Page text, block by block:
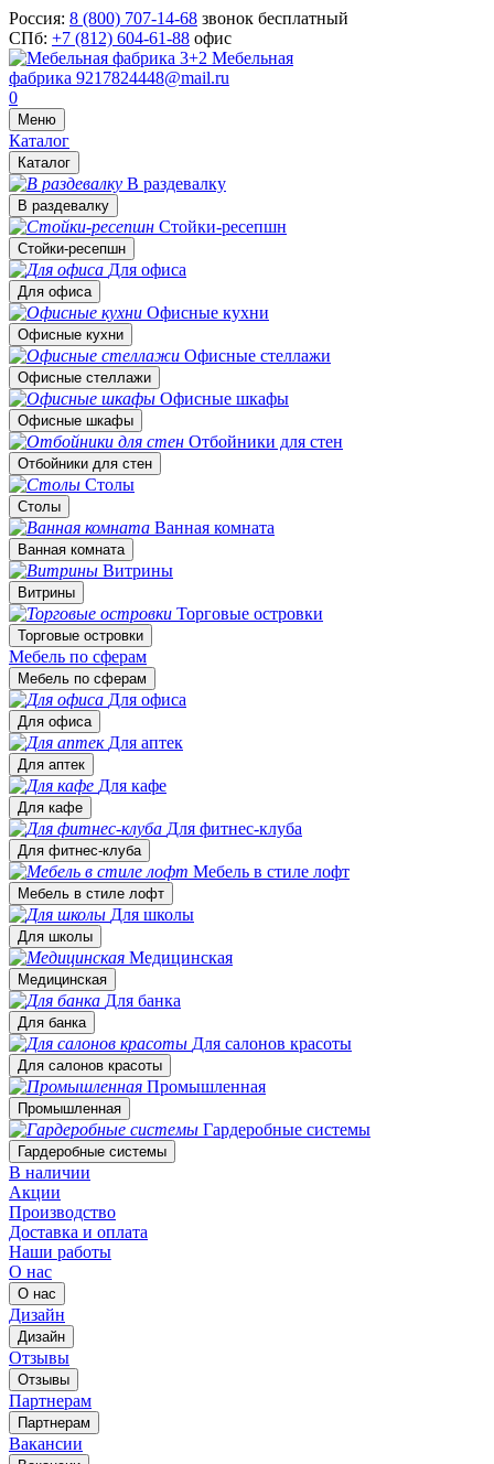
Россия: 8 (800) 707-14-68 звонок бесплатный
СПб: +7 (812) 604-61-88 офис
Мебельная
фабрика 9217824448@mail.ru
0
Меню
Каталог
Каталог
В раздевалку
В раздевалку
Стойки-ресепшн
Стойки-ресепшн
Для офиса
Для офиса
Офисные кухни
Офисные кухни
Офисные стеллажи
Офисные стеллажи
Офисные шкафы
Офисные шкафы
Отбойники для стен
Отбойники для стен
Столы
Столы
Ванная комната
Ванная комната
Витрины
Витрины
Торговые островки
Торговые островки
Мебель по сферам
Мебель по сферам
Для офиса
Для офиса
Для аптек
Для аптек
Для кафе
Для кафе
Для фитнес-клуба
Для фитнес-клуба
Мебель в стиле лофт
Мебель в стиле лофт
Для школы
Для школы
Медицинская
Медицинская
Для банка
Для банка
Для салонов красоты
Для салонов красоты
Промышленная
Промышленная
Гардеробные системы
Гардеробные системы
В наличии
Акции
Производство
Доставка и оплата
Наши работы
О нас
О нас
Дизайн
Дизайн
Отзывы
Отзывы
Партнерам
Партнерам
Вакансии